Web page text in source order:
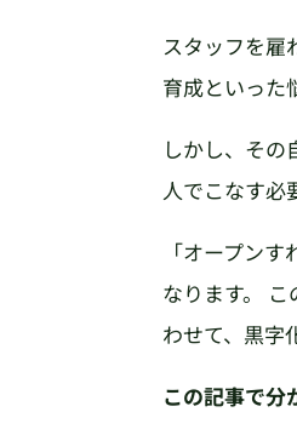
スタッフを雇
育成といった
しかし、そ
人でこなす必
「オープン
なります。
わせて、黒字
この記事で分